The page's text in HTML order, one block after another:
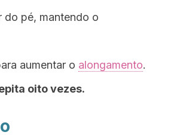
do pé, mantendo o
aumentar o alongamento.
oito vezes.